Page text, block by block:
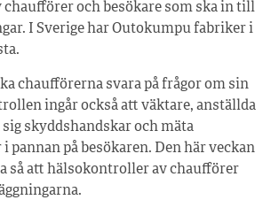
och besökare som ska in till
I Sverige har Outokumpu fabriker i
chaufförerna svara på frågor om sin
ingår också att väktare, anställda
sig skyddshandskar och mäta
pannan på besökaren. Den här veckan
så att hälsokontroller av chaufförer